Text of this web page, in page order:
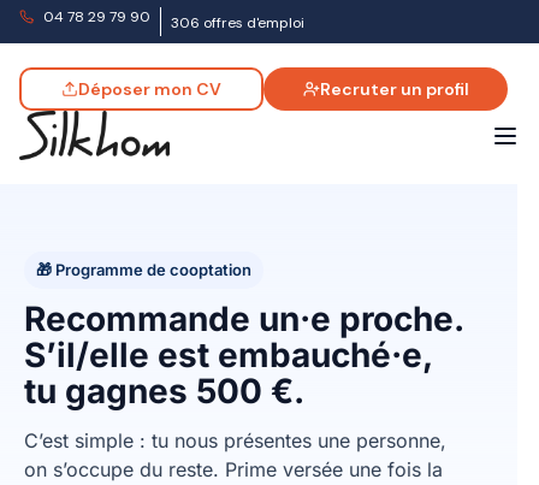
04 78 29 79 90 306 offres d'emploi
Déposer mon CV Recruter un profil
🎁 Programme de cooptation
Recommande un·e proche.
S’il/elle est embauché·e,
tu gagnes 500 €.
C’est simple : tu nous présentes une personne,
on s’occupe du reste. Prime versée une fois la